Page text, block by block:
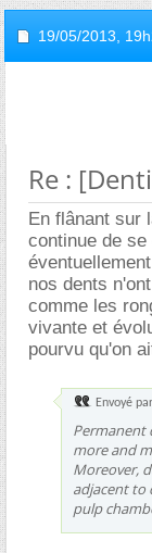
19/05/2013,
Re :
En flânant sur
continue de
nos dents
comme les
vivante et
pourvu qu'on
Envoyé par
Permanent
more and
Moreover,
adjacent to
pulp